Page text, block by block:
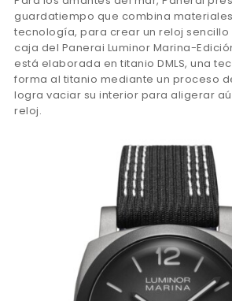
guardatiempo que combina
tecnología, para crear un reloj sencillo
caja del Panerai Luminor Marina-
está elaborada en titanio DMLS, una
forma al titanio mediante un proceso
logra vaciar su interior para aligerar
reloj.